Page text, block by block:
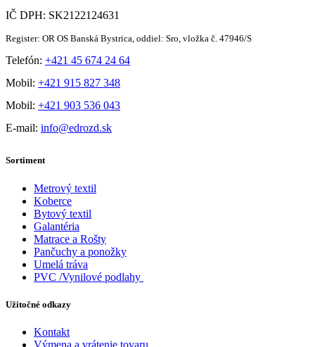
IČ DPH: SK2122124631
Register: OR OS Banská Bystrica, oddiel: Sro, vložka č. 47946/S
Telefón: +421 45 674 24 64
Mobil: +421 915 827 348
Mobil: +421 903 536 043
E-mail: info@edrozd.sk
Sortiment
Metrový textil
Koberce
Bytový textil
Galantéria
Matrace a Rošty
Pančuchy a ponožky
Umelá tráva
PVC /Vynilové podlahy
Užitočné odkazy
Kontakt
Výmena a vrátenie tovaru